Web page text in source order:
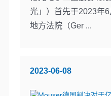
光」）首先于2023年
地方法院（Ger ...
2023-06-08